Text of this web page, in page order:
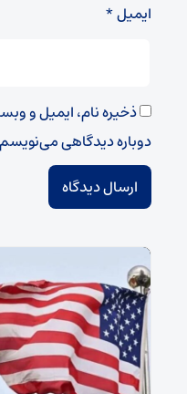
ایمیل*
ذخیره نام، ایمیل و
دوباره دیدگاهی